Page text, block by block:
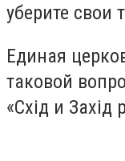
уберите свои
Единая
таковой
«Схід и Захід